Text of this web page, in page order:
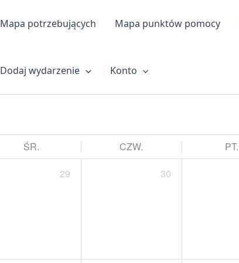
Mapa potrzebujących Mapa punktów pomocy
Dodaj wydarzenie Konto
ŚR. CZW. PT.
29 30